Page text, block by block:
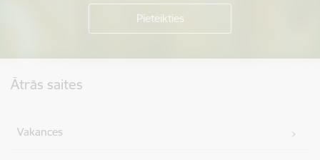
Ātrās saites
Vakances